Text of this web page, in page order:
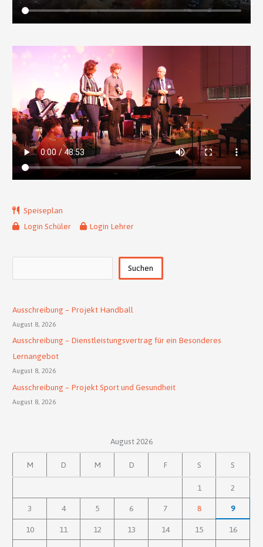
Speiseplan
Login Schüler
Login Lehrer
Suchen
Ausschreibung – Projekt Handball
August 8, 2026
Ausschreibung – Dienstleistungsvertrag für ein Besonderes
Lernangebot
August 8, 2026
Ausschreibung – Projekt Sport und Gesundheit
August 8, 2026
August 2026
M D M D F S S
1 2
3 4 5 6 7 8 9
10 11 12 13 14 15 16